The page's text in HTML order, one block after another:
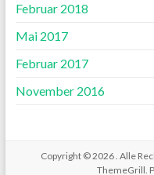
Februar 2018
Mai 2017
Februar 2017
November 2016
Copyright © 2026. Alle
ThemeGrill.